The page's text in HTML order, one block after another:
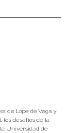
de Lope de Vega y
los desafíos de la
Universidad de